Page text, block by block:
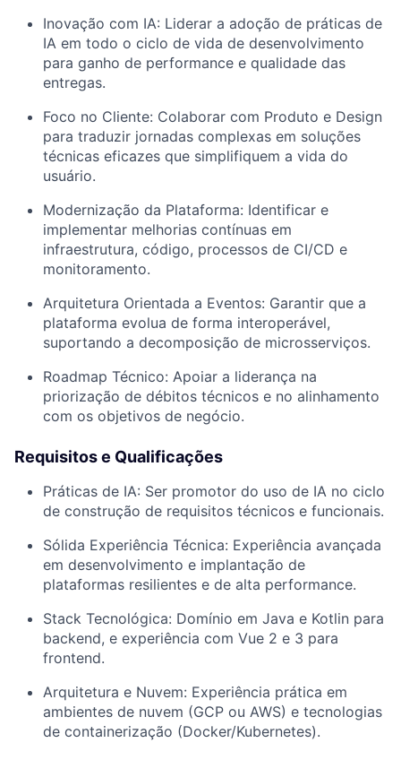
Inovação com IA: Liderar a adoção de práticas de
IA em todo o ciclo de vida de desenvolvimento
para ganho de performance e qualidade das
entregas.
Foco no Cliente: Colaborar com Produto e Design
para traduzir jornadas complexas em soluções
técnicas eficazes que simplifiquem a vida do
usuário.
Modernização da Plataforma: Identificar e
implementar melhorias contínuas em
infraestrutura, código, processos de CI/CD e
monitoramento.
Arquitetura Orientada a Eventos: Garantir que a
plataforma evolua de forma interoperável,
suportando a decomposição de microsserviços.
Roadmap Técnico: Apoiar a liderança na
priorização de débitos técnicos e no alinhamento
com os objetivos de negócio.
Requisitos e Qualificações
Práticas de IA: Ser promotor do uso de IA no ciclo
de construção de requisitos técnicos e funcionais.
Sólida Experiência Técnica: Experiência avançada
em desenvolvimento e implantação de
plataformas resilientes e de alta performance.
Stack Tecnológica: Domínio em Java e Kotlin para
backend, e experiência com Vue 2 e 3 para
frontend.
Arquitetura e Nuvem: Experiência prática em
ambientes de nuvem (GCP ou AWS) e tecnologias
de containerização (Docker/Kubernetes).